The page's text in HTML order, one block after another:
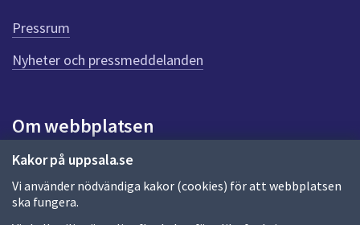
Kakor på uppsala.se
Vi använder nödvändiga kakor (cookies) för att webbplatsen
ska fungera.
e
n
n
a
d
a
Pressrum
Nyheter och pressmeddelanden
Om webbplatsen
Om webbplatsen
Allmänna handlingar och diarium
Behandling av personuppgifter